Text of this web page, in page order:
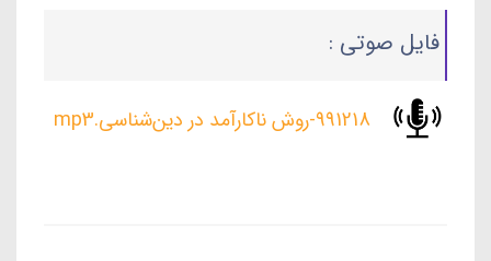
فایل صوتی :
991218-روش ناکارآمد در دین‌شناسی.mp3